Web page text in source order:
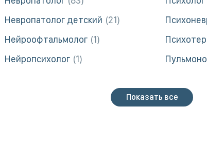
Невропатолог детский 21
Нейроофтальмолог 1
Нейропсихолог 1
Показать все